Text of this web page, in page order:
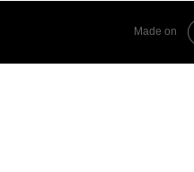
Made on